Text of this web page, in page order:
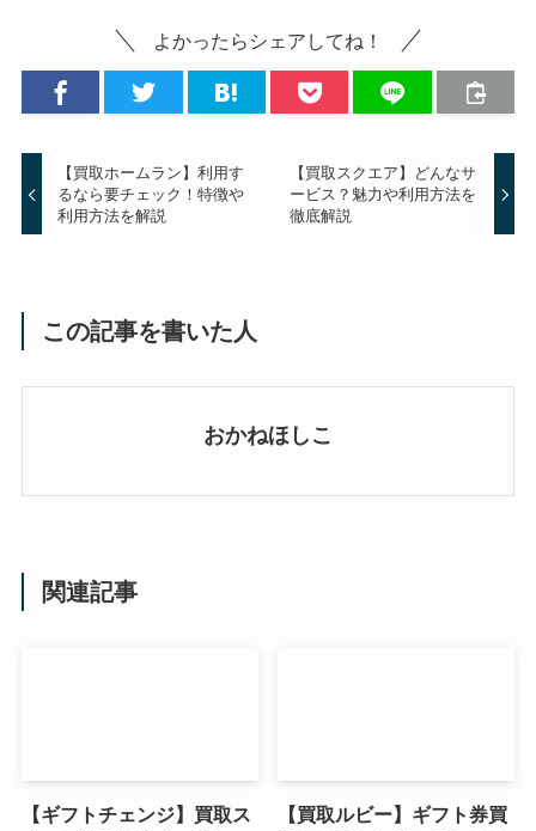
よかったらシェアしてね！
【買取ホームラン】利用す
るなら要チェック！特徴や
利用方法を解説
【買取スクエア】どんなサ
ービス？魅力や利用方法を
徹底解説
この記事を書いた人
おかねほしこ
関連記事
【ギフトチェンジ】買取ス
【買取ルビー】ギフト券買